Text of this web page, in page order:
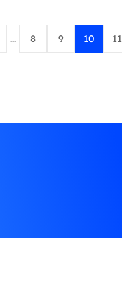
... 8 9 10 11